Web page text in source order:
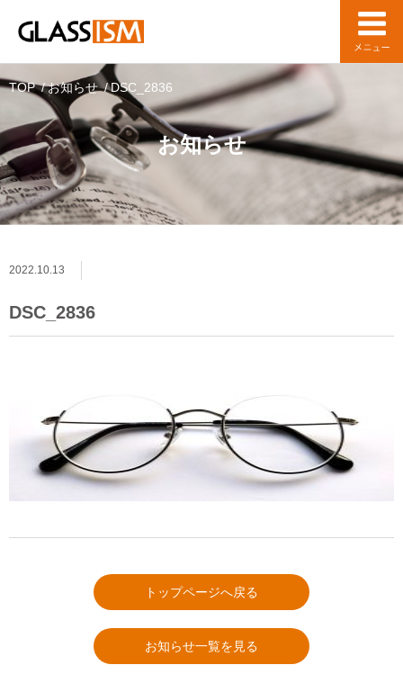
お知らせ
TOP お知らせ DSC_2836
2022.10.13
DSC_2836
トップページへ戻る
お知らせ一覧を見る